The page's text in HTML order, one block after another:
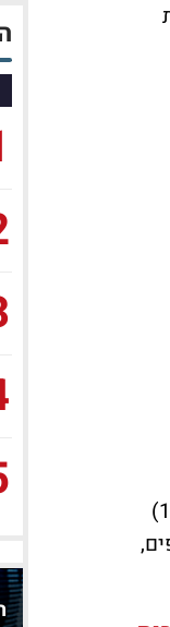
ותופסת את המקום השני, מה שיכול להסב גאווה לערוץ עם 10% ו-314 אלף צופים. "הפטריוטים" (14)
7.3% ו-197 אלף צופים,